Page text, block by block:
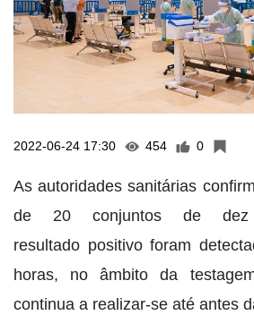
2022-06-24 17:30 454 0
As autoridades sanitárias
de 20 conjuntos de dez
resultado positivo foram
horas, no âmbito da
continua a realizar-se até antes